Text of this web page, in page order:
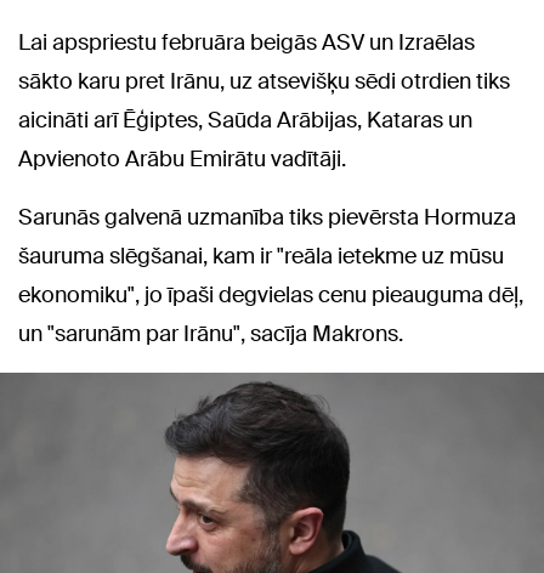
Lai apspriestu februāra beigās ASV un Izraēlas
sākto karu pret Irānu, uz atsevišķu sēdi otrdien tiks
aicināti arī Ēģiptes, Saūda Arābijas, Kataras un
Apvienoto Arābu Emirātu vadītāji.
Sarunās galvenā uzmanība tiks pievērsta Hormuza
šauruma slēgšanai, kam ir "reāla ietekme uz mūsu
ekonomiku", jo īpaši degvielas cenu pieauguma dēļ,
un "sarunām par Irānu", sacīja Makrons.